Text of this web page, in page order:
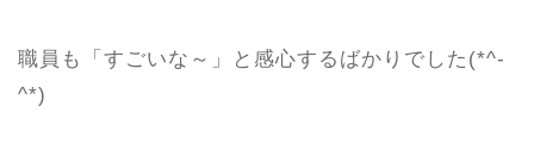
職員も「すごいな～」と感心するばかりでした(*^-
^*)